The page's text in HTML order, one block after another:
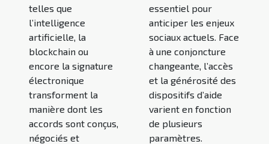
telles que
l’intelligence
artificielle, la
blockchain ou
encore la signature
électronique
transforment la
manière dont les
accords sont conçus,
négociés et
essentiel pour
anticiper les enjeux
sociaux actuels. Face
à une conjoncture
changeante, l’accès
et la générosité des
dispositifs d’aide
varient en fonction
de plusieurs
paramètres.